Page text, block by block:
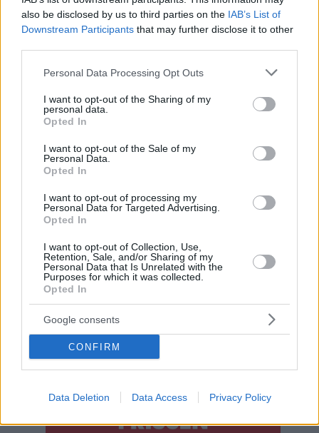
also be disclosed by us to third parties on the IAB’s List of
Downstream Participants that may further disclose it to other
Please note that this website/app uses one or more Google
not limited to your visit or usage behaviour. You may click to
grant or deny consent to Google and its third-party tags to
use your data for below specified purposes in below Google
consent section.
Personal Data Processing Opt Outs
I want to opt-out of the Sharing of my
personal data.
Opted In
I want to opt-out of the Sale of my
Personal Data.
Opted In
I want to opt-out of processing my
Personal Data for Targeted Advertising.
Opted In
I want to opt-out of Collection, Use,
Retention, Sale, and/or Sharing of my
Personal Data that Is Unrelated with the
Purposes for which it was collected.
Opted In
Google consents
CONFIRM
Data Deletion Data Access Privacy Policy
Hirdetés